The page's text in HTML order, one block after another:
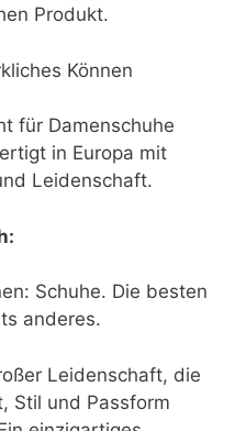
Produkt.
Können
für Damenschuhe
in Europa mit
Leidenschaft.
Schuhe. Die besten
anderes.
Leidenschaft, die
Stil und Passform